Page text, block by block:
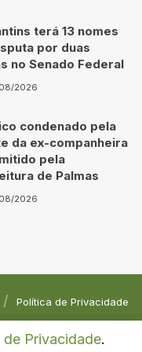
terá 13 nomes
por duas
no Senado Federal
2026
condenado pela
da ex-companheira
pela
de Palmas
2026
Política de Privacidade
de Privacidade.